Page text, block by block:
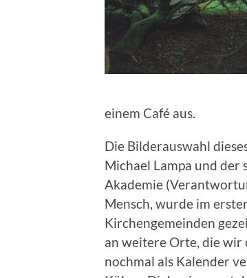
einem Café aus.
Die Bilderauswahl
Michael Lampa und
Akademie
Mensch, wurde im
Kirchengemeinden
an weitere Orte, die wir
nochmal als Kalender